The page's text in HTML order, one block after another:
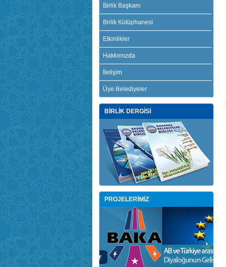
Birlik Başkanı
Birlik Kütüphanesi
Etkinlikler
Hakkımızda
İletişim
Üye Belediyeler
BİRLİK DERGİSİ
PROJELERİMİZ